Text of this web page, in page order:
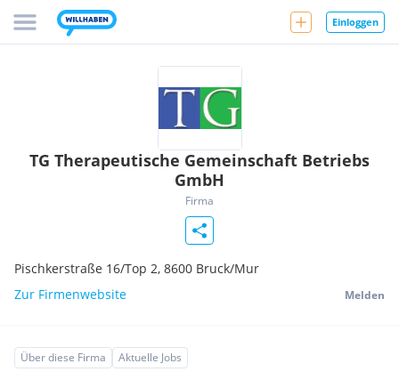
Einloggen
TG Therapeutische Gemeinschaft Betriebs
GmbH
Firma
Pischkerstraße 16/Top 2, 8600 Bruck/Mur
Zur Firmenwebsite
Melden
Über diese Firma Aktuelle Jobs